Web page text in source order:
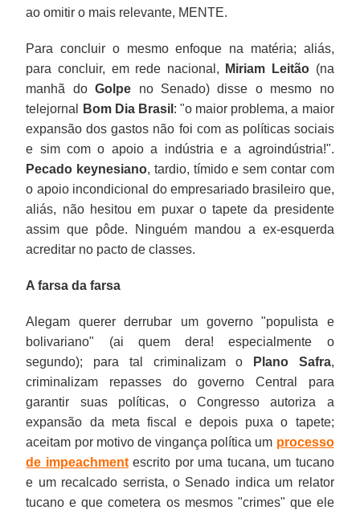
ao omitir o mais relevante, MENTE.
Para concluir o mesmo enfoque na matéria; aliás,
para concluir, em rede nacional,
Miriam Leitão (na
manhã doGolpe no Senado) disse o mesmo no
telejornal
Bom Dia Brasil : "o maior problema, a maior
expansão dos gastos não foi com as políticas sociais
e sim com o apoio a indústria e a agroindústria!".
Pecado keynesiano, tardio, tímido e sem contar com
o apoio incondicional do empresariado brasileiro que,
aliás, não hesitou em puxar o tapete da presidente
assim que pôde. Ninguém mandou a ex-esquerda
acreditar no pacto de classes.
A farsa da farsa
Alegam querer derrubar um governo "populista e
bolivariano" (ai quem dera! especialmente o
segundo); para tal criminalizam o
Plano Safra,
criminalizam repasses do governo Central para
garantir suas políticas, o Congresso autoriza a
expansão da meta fiscal e depois puxa o tapete;
aceitam por motivo de vingança política um processo
de impeachmentescrito por uma tucana, um tucano
e um recalcado serrista, o Senado indica um relator
tucano e que cometera os mesmos "crimes" que ele